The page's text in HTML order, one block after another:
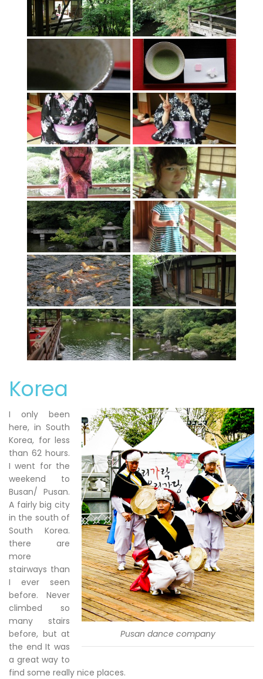
Korea
Pusan dance company
I only been
here, in South
Korea, for less
than 62 hours.
I went for the
weekend to
Busan/ Pusan.
A fairly big city
in the south of
South Korea.
there are
more
stairways than
I ever seen
before. Never
climbed so
many stairs
before, but at
the end It was
a great way to
find some really nice places.